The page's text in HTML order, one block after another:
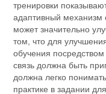
тренировки
адаптивный механизм
может значительно
том, что для
обучения
связь должна быть
должна легко
практике в задании